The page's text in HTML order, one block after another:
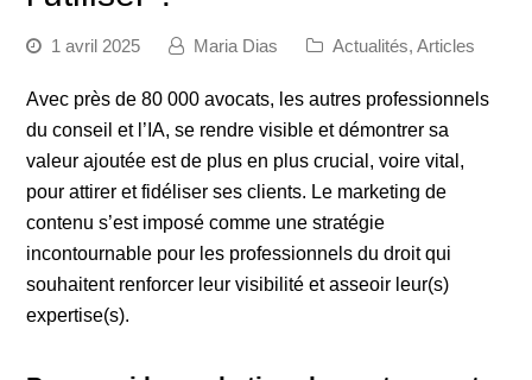
1 avril 2025 Maria Dias Actualités,Articles
Avec près de 80 000 avocats, les autres professionnels
du conseil et l’IA, se rendre visible et démontrer sa
valeur ajoutée est de plus en plus crucial, voire vital,
pour attirer et fidéliser ses clients. Le marketing de
contenu s’est imposé comme une stratégie
incontournable pour les professionnels du droit qui
souhaitent renforcer leur visibilité et asseoir leur(s)
expertise(s).